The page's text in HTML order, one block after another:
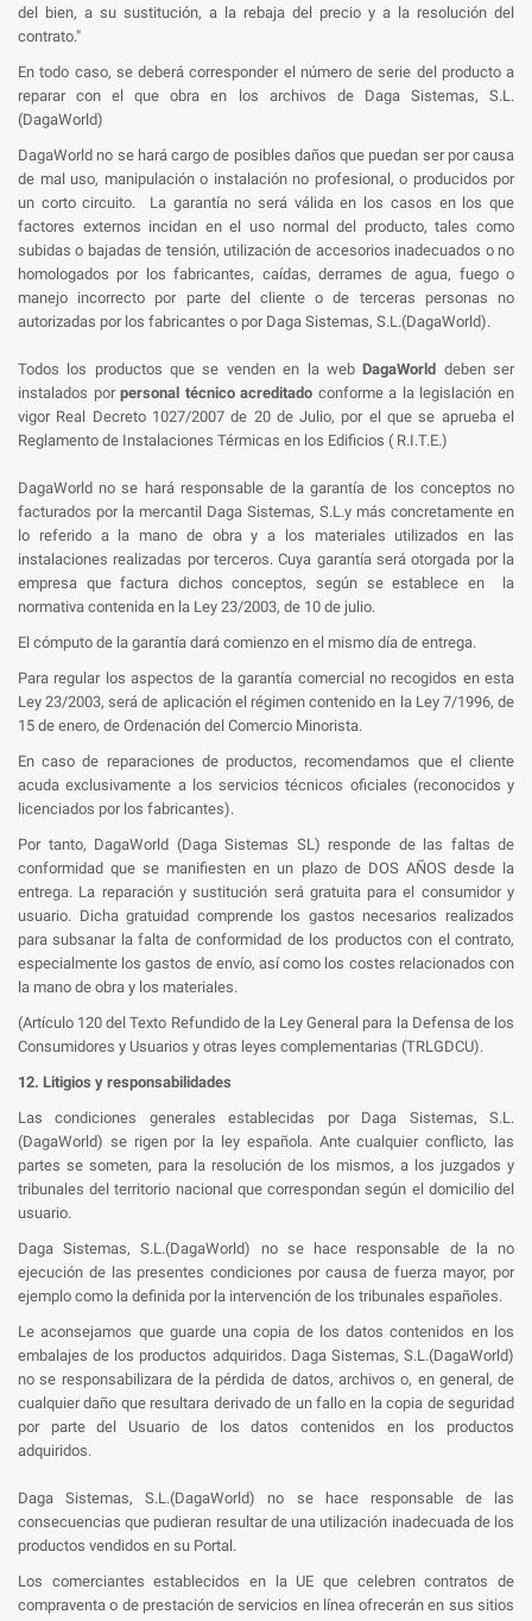
del bien, a su sustitución, a la rebaja del precio y a la resolución del
contrato."
En todo caso, se deberá corresponder el número de serie del producto a
reparar con el que obra en los archivos de Daga Sistemas, S.L.
(DagaWorld)
DagaWorld no se hará cargo de posibles daños que puedan ser por causa
de mal uso, manipulación o instalación no profesional, o producidos por
un corto circuito. La garantía no será válida en los casos en los que
factores externos incidan en el uso normal del producto, tales como
subidas o bajadas de tensión, utilización de accesorios inadecuados o no
homologados por los fabricantes, caídas, derrames de agua, fuego o
manejo incorrecto por parte del cliente o de terceras personas no
autorizadas por los fabricantes o por Daga Sistemas, S.L.(DagaWorld).
Todos los productos que se venden en la web DagaWorld deben ser
instalados porpersonal técnico acreditado conforme a la legislación en
vigor Real Decreto 1027/2007 de 20 de Julio, por el que se aprueba el
Reglamento de Instalaciones Térmicas en los Edificios ( R.I.T.E.)
DagaWorld no se hará responsable de la garantía de los conceptos no
facturados por la mercantil Daga Sistemas, S.L.y más concretamente en
lo referido a la mano de obra y a los materiales utilizados en las
instalaciones realizadas por terceros. Cuya garantía será otorgada por la
empresa que factura dichos conceptos, según se establece en la
normativa contenida en la Ley 23/2003, de 10 de julio.
El cómputo de la garantía dará comienzo en el mismo día de entrega.
Para regular los aspectos de la garantía comercial no recogidos en esta
Ley 23/2003, será de aplicación el régimen contenido en la Ley 7/1996, de
15 de enero, de Ordenación del Comercio Minorista.
En caso de reparaciones de productos, recomendamos que el cliente
acuda exclusivamente a los servicios técnicos oficiales (reconocidos y
licenciados por los fabricantes).
Por tanto, DagaWorld (Daga Sistemas SL) responde de las faltas de
conformidad que se manifiesten en un plazo de DOS AÑOS desde la
entrega. La reparación y sustitución será gratuita para el consumidor y
usuario. Dicha gratuidad comprende los gastos necesarios realizados
para subsanar la falta de conformidad de los productos con el contrato,
especialmente los gastos de envío, así como los costes relacionados con
la mano de obra y los materiales.
(Artículo 120 del Texto Refundido de la Ley General para la Defensa de los
Consumidores y Usuarios y otras leyes complementarias (TRLGDCU).
12. Litigios y responsabilidades
Las condiciones generales establecidas por Daga Sistemas, S.L.
(DagaWorld) se rigen por la ley española. Ante cualquier conflicto, las
partes se someten, para la resolución de los mismos, a los juzgados y
tribunales del territorio nacional que correspondan según el domicilio del
usuario.
Daga Sistemas, S.L.(DagaWorld) no se hace responsable de la no
ejecución de las presentes condiciones por causa de fuerza mayor, por
ejemplo como la definida por la intervención de los tribunales españoles.
Le aconsejamos que guarde una copia de los datos contenidos en los
embalajes de los productos adquiridos. Daga Sistemas, S.L.(DagaWorld)
no se responsabilizara de la pérdida de datos, archivos o, en general, de
cualquier daño que resultara derivado de un fallo en la copia de seguridad
por parte del Usuario de los datos contenidos en los productos
adquiridos.
Daga Sistemas, S.L.(DagaWorld) no se hace responsable de las
consecuencias que pudieran resultar de una utilización inadecuada de los
productos vendidos en su Portal.
Los comerciantes establecidos en la UE que celebren contratos de
compraventa o de prestación de servicios en línea ofrecerán en sus sitios